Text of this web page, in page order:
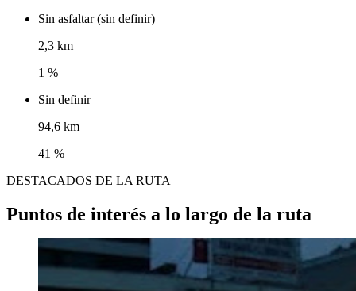
Sin asfaltar (sin definir)
2,3 km
1 %
Sin definir
94,6 km
41 %
DESTACADOS DE LA RUTA
Puntos de interés a lo largo de la ruta